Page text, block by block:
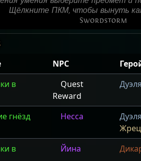
Щёлкните ПКМ, чтобы вынуть
Swordstorm
NPC
в
Quest
Reward
гнёзд Несса
Жрец
в
Йина